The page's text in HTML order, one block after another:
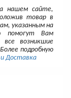
нашем сайте,
товар в
указанным на
помогут Вам
возникшие
подробную
Доставка